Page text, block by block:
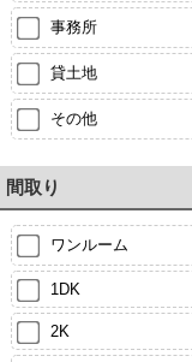
事務所
貸土地
その他
間取り
ワンルーム
1DK
2K